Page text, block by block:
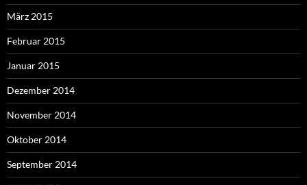
März 2015
Februar 2015
Januar 2015
Dezember 2014
November 2014
Oktober 2014
September 2014